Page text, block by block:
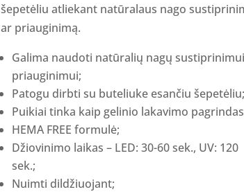
šepetėliu atliekant natūralaus nago
ar priauginimą.
Galima naudoti natūralių nagų
priauginimui;
Patogu dirbti su buteliuke esančiu
Puikiai tinka kaip gelinio lakavimo
HEMA FREE formulė;
Džiovinimo laikas – LED: 30-60 sek., UV: 120
sek.;
Nuimti dildžiuojant;